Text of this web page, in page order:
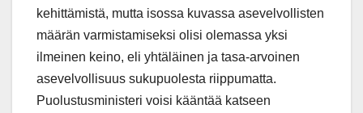
kehittämistä, mutta isossa kuvassa asevelvollisten
määrän varmistamiseksi olisi olemassa yksi
ilmeinen keino, eli yhtäläinen ja tasa-arvoinen
asevelvollisuus sukupuolesta riippumatta.
Puolustusministeri voisi kääntää katseen